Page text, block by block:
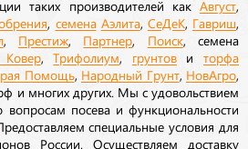
таких производителей как Август
семена Аэлита, СеДеК Гавриш
, Престиж Партнер Поиск, семена
Ковер,Трифолиум грунтовиторфа
Помощь Народный Грунт, НовАгро
и многих других. Мы с удовольствием
вопросам посева и функциональности
специальные условия для
России. Осуществляем доставку